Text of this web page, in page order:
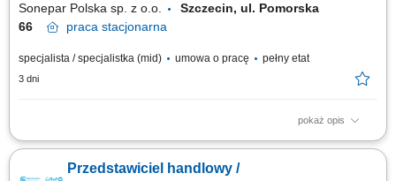
Sonepar Polska sp. z o.o.
Szczecin, ul. Pomorska
66
praca stacjonarna
specjalista / specjalistka (mid) umowa o pracę pełny etat
3 dni
pokaż opis
Zadania: Przygotowywanie ofert handlowych dla klientów; Prowadzenie
Przedstawiciel handlowy /